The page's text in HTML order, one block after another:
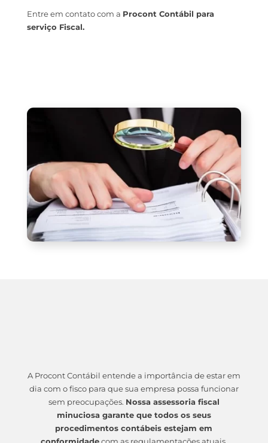
Entre em contato com a Procont Contábil para
serviço Fiscal.
A Procont Contábil entende a importância de estar em
dia com o fisco para que sua empresa possa funcionar
sem preocupações. Nossa assessoria fiscal
minuciosa garante que todos os seus
procedimentos contábeis estejam em
conformidadecom as regulamentações atuais,